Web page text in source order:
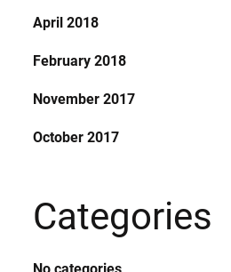
April 2018
February 2018
November 2017
October 2017
Categories